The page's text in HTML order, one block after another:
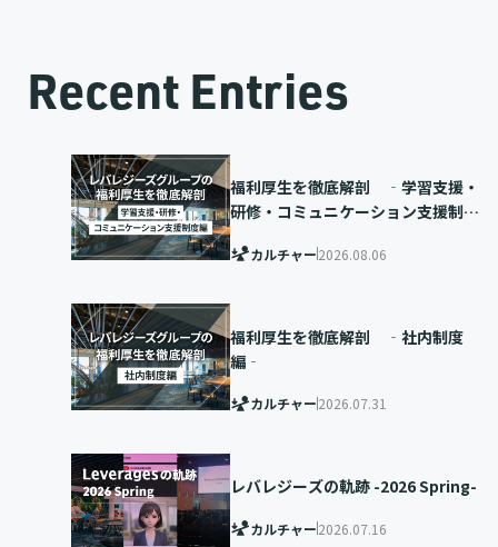
Recent Entries
福利厚生を徹底解剖 ‐学習支援・
研修・コミュニケーション支援制度
カルチャー2026.08.06
福利厚生を徹底解剖 ‐社内制度
編‐
カルチャー2026.07.31
レバレジーズの軌跡 -2026 Spring-
カルチャー2026.07.16